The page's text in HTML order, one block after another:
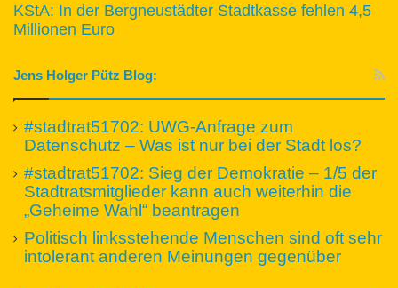
KStA: In der Bergneustädter Stadtkasse fehlen 4,5
Millionen Euro
Jens Holger Pütz Blog:
#stadtrat51702: UWG-Anfrage zum
Datenschutz – Was ist nur bei der Stadt los?
#stadtrat51702: Sieg der Demokratie – 1/5 der
Stadtratsmitglieder kann auch weiterhin die
„Geheime Wahl“ beantragen
Politisch linksstehende Menschen sind oft sehr
intolerant anderen Meinungen gegenüber